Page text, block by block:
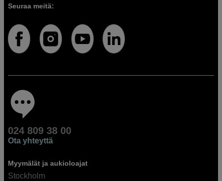
Seuraa meitä:
024 809 38 00
Ota yhteyttä
Myymälät ja aukioloajat
Stockholm